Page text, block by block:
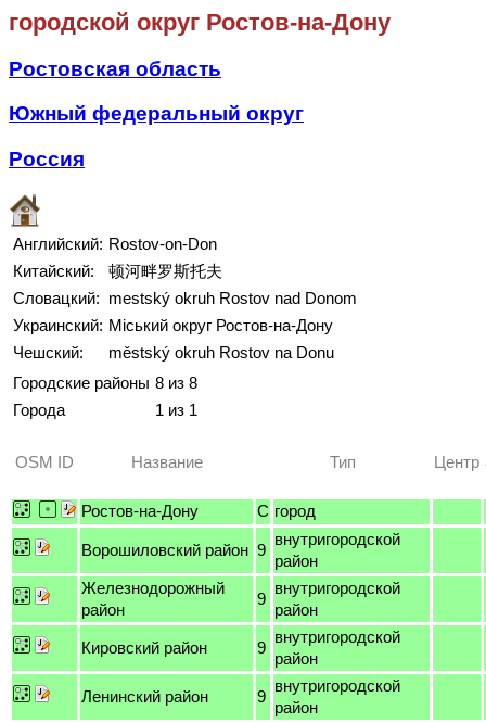
городской округ Ростов-на-Дону
Ростовская область
Южный федеральный округ
Россия
Английский: Rostov-on-Don
Китайский:
顿河畔罗斯托夫
Словацкий: mestský okruh Rostov nad Donom
Украинский: Міський округ Ростов-на-Дону
Чешский:
městský okruh Rostov na Donu
Городские районы 8 из 8
Города
1 из 1
OSM ID Название Тип Центр
Ростов-на-Дону C город
Ворошиловский район 9
внутригородской
район
Железнодорожный
район
9
внутригородской
район
Кировский район 9
внутригородской
район
Ленинский район 9
внутригородской
район